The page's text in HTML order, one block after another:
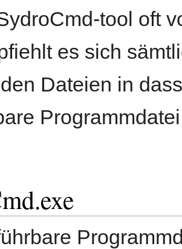
tool oft
es sich
Dateien in